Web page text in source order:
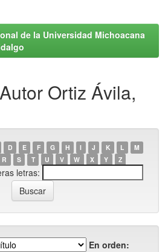
de la Universidad Michoacana
Ortiz Ávila,
D E F G H I J K L
M
R S T U V W X Y Z
letras:
En orden: